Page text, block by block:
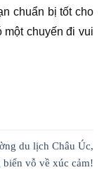
chuẩn bị tốt cho
một chuyến đi vui
du lịch Châu Úc,
biển vỗ về xúc cảm!